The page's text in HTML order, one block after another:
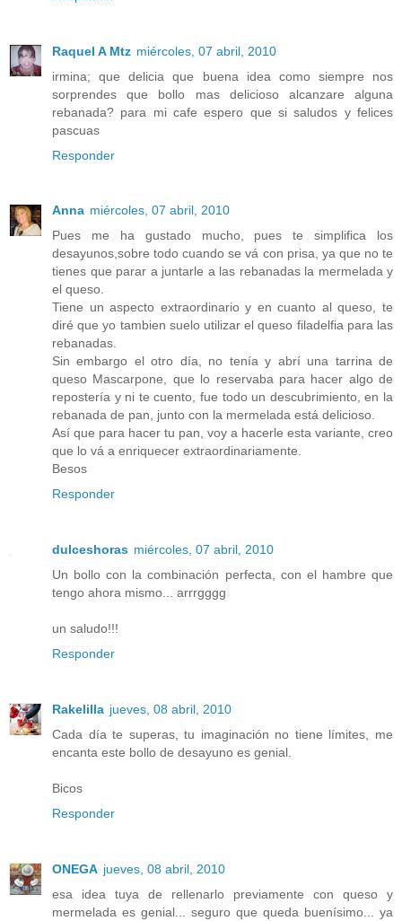
Raquel A Mtz miércoles, 07 abril, 2010
irmina; que delicia que buena idea como siempre nos
sorprendes que bollo mas delicioso alcanzare alguna
rebanada? para mi cafe espero que si saludos y felices
pascuas
Responder
Anna miércoles, 07 abril, 2010
Pues me ha gustado mucho, pues te simplifica los
desayunos,sobre todo cuando se vá con prisa, ya que no te
tienes que parar a juntarle a las rebanadas la mermelada y
el queso.
Tiene un aspecto extraordinario y en cuanto al queso, te
diré que yo tambien suelo utilizar el queso filadelfia para las
rebanadas.
Sin embargo el otro día, no tenía y abrí una tarrina de
queso Mascarpone, que lo reservaba para hacer algo de
repostería y ni te cuento, fue todo un descubrimiento, en la
rebanada de pan, junto con la mermelada está delicioso.
Así que para hacer tu pan, voy a hacerle esta variante, creo
que lo vá a enriquecer extraordinariamente.
Besos
Responder
dulceshoras miércoles, 07 abril, 2010
Un bollo con la combinación perfecta, con el hambre que
tengo ahora mismo... arrrgggg
un saludo!!!
Responder
Rakelilla jueves, 08 abril, 2010
Cada día te superas, tu imaginación no tiene límites, me
encanta este bollo de desayuno es genial.
Bicos
Responder
ONEGA jueves, 08 abril, 2010
esa idea tuya de rellenarlo previamente con queso y
mermelada es genial... seguro que queda buenísimo... ya